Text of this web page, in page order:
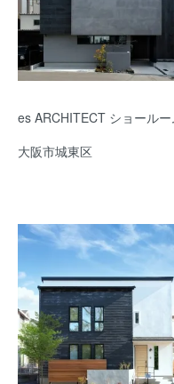
es ARCHITECT ショールー
大阪市城東区